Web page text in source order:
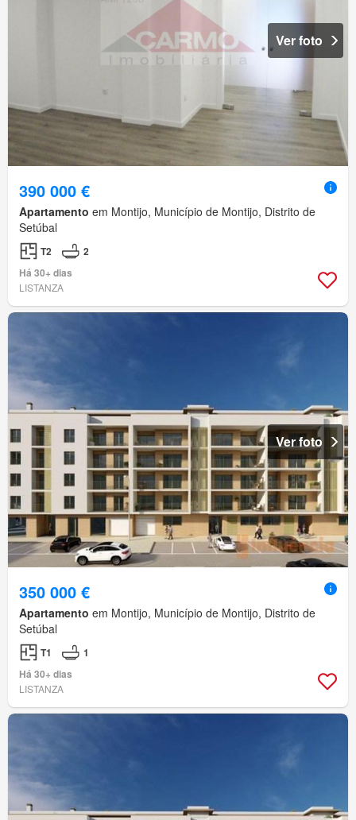
Ver foto
390 000 €
Apartamento em Montijo, Município de Montijo, Distrito de
Setúbal
T2
2
Há 30+ dias
LISTANZA
Ver foto
350 000 €
Apartamento em Montijo, Município de Montijo, Distrito de
Setúbal
T1
1
Há 30+ dias
LISTANZA